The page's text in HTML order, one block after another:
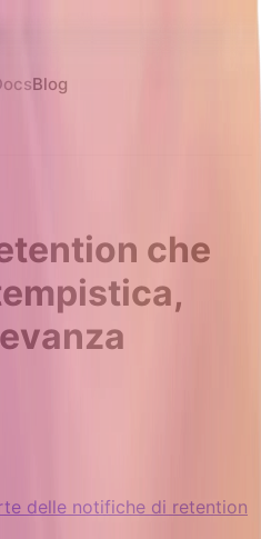
Blog
che
delle notifiche di retention